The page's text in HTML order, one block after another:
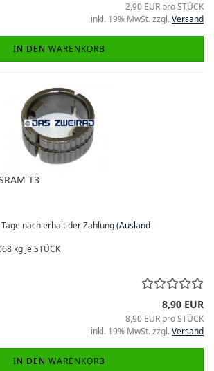
2,90 EUR pro STÜCK
inkl. 19% MwSt. zzgl.Versand
IN DEN WARENKORB
T3
nach erhalt der Zahlung(Ausland
kg je STÜCK
8,90 EUR
8,90 EUR pro STÜCK
inkl. 19% MwSt. zzgl.Versand
IN DEN WARENKORB